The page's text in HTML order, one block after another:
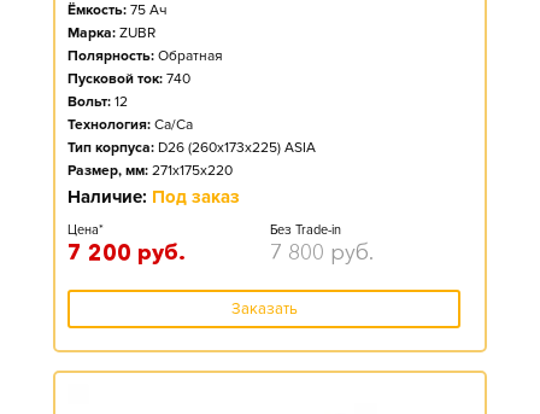
Ёмкость: 75 Ач
Марка: ZUBR
Полярность: Обратная
Пусковой ток: 740
Вольт: 12
Технология: Ca/Ca
Тип корпуса: D26 (260x173x225) ASIA
Размер, мм: 271x175x220
Наличие: Под заказ
Цена*
7 200 руб.
Без Trade-in
7 800 руб.
Заказать